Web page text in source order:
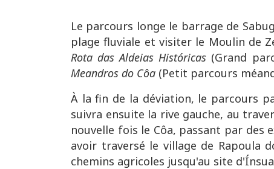
Le parcours longe le barrage de
plage fluviale et visiter le Moulin de
Rota das Aldeias Históricas (Grand
Meandros do Côa (Petit parcours
À la fin de la déviation, le parcours
suivra ensuite la rive gauche, au
nouvelle fois le Côa, passant par des
avoir traversé le village de Rapoula
chemins agricoles jusqu'au site